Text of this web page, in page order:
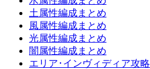
土属性編成まとめ
風属性編成まとめ
光属性編成まとめ
闇属性編成まとめ
エリア･インヴィディア攻略